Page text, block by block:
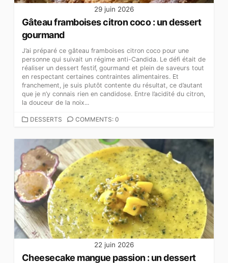
29 juin 2026
Gâteau framboises citron coco : un dessert
gourmand
J’ai préparé ce gâteau framboises citron coco pour une
personne qui suivait un régime anti-Candida. Le défi était de
réaliser un dessert festif, gourmand et plein de saveurs tout
en respectant certaines contraintes alimentaires. Et
franchement, je suis plutôt contente du résultat, ce d’autant
que je n’y connais rien en candidose. Entre l’acidité du citron,
la douceur de la noix...
CATEGORIES
DESSERTS COMMENTS: 0
22 juin 2026
Cheesecake mangue passion : un dessert